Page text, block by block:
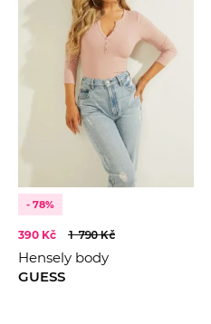
- 78%
390 Kč 1 790 Kč
Hensely body
GUESS